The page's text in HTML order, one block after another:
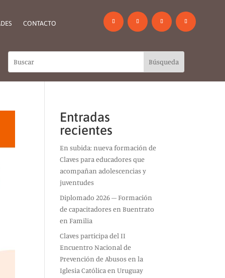
CONTACTO
Entradas
recientes
En subida: nueva formación de
Claves para educadores que
acompañan adolescencias y
juventudes
Diplomado 2026 – Formación
de capacitadores en Buentrato
en Familia
Claves participa del II
Encuentro Nacional de
Prevención de Abusos en la
Iglesia Católica en Uruguay